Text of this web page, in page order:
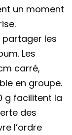
un moment
partager les
Les
carré,
en groupe.
g facilitent la
des
l’ordre